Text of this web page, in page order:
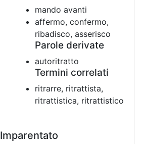
mando avanti
affermo, confermo,
ribadisco, asserisco
Parole derivate
autoritratto
Termini correlati
ritrarre, ritrattista,
ritrattistica, ritrattistico
Imparentato